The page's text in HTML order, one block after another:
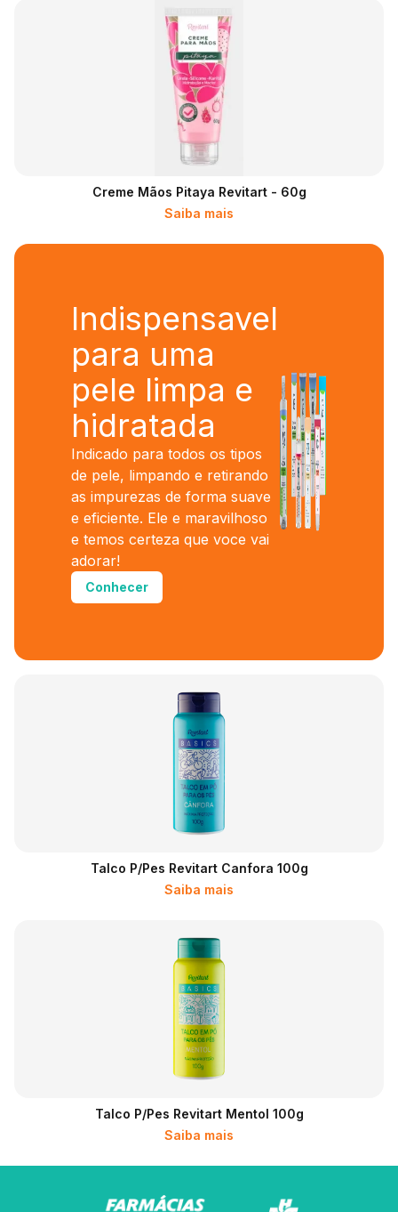
Creme Mãos Pitaya Revitart - 60g
Saiba mais
Indispensavel
para uma
pele limpa e
hidratada
Indicado para todos os tipos
de pele, limpando e retirando
as impurezas de forma suave
e eficiente. Ele e maravilhoso
e temos certeza que voce vai
adorar!
Conhecer
Talco P/pes Revitart Canfora 100g
Saiba mais
Talco P/pes Revitart Mentol 100g
Saiba mais